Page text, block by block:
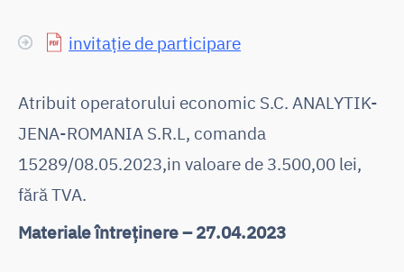
invitație de participare
Atribuit operatorului economic S.C. ANALYTIK-
JENA-ROMANIA S.R.L, comanda
15289/08.05.2023,in valoare de 3.500,00 lei,
fără TVA.
Materiale întreținere – 27.04.2023